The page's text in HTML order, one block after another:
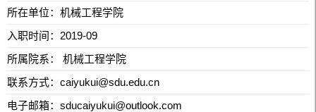
所在单位：机械工程学院
入职时间：2019-09
所属院系： 机械工程学院
联系方式： caiyukui@sdu.edu.cn
电子邮箱： sducaiyukui@outlook.com